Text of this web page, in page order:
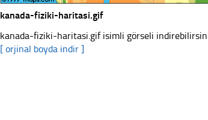
kanada-fiziki-haritasi.gif
kanada-fiziki-haritasi.gif isimli görseli
[ orjinal boyda indir ]